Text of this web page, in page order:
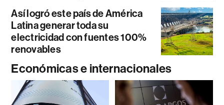
Así logró este país de América
Latina generar toda su
electricidad con fuentes 100%
renovables
Económicas e internacionales